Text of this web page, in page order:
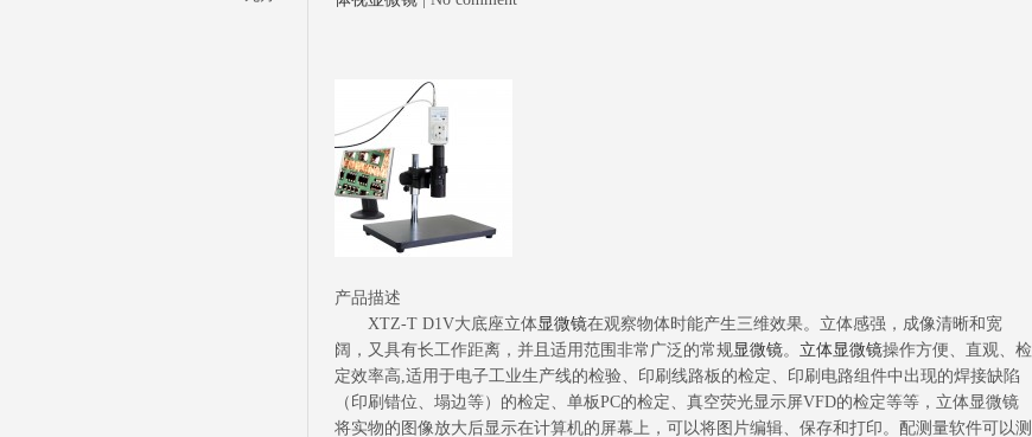
产品描述
XTZ-T D1V大底座立体显微镜在观察物体时能产生三维效果。立体感强，成像清晰和宽
阔，又具有长工作距离，并且适用范围非常广泛的常规显微镜。 立体显微镜操作方便、直观、检
定效率高,适用于电子工业生产线的检验、印刷线路板的检定、印刷电路组件中出现的焊接缺陷
（印刷错位、塌边等）的检定、单板PC的检定、真空荧光显示屏VFD的检定等等，立体显微镜
将实物的图像放大后显示在计算机的屏幕上，可以将图片编辑、保存和打印。配测量软件可以测